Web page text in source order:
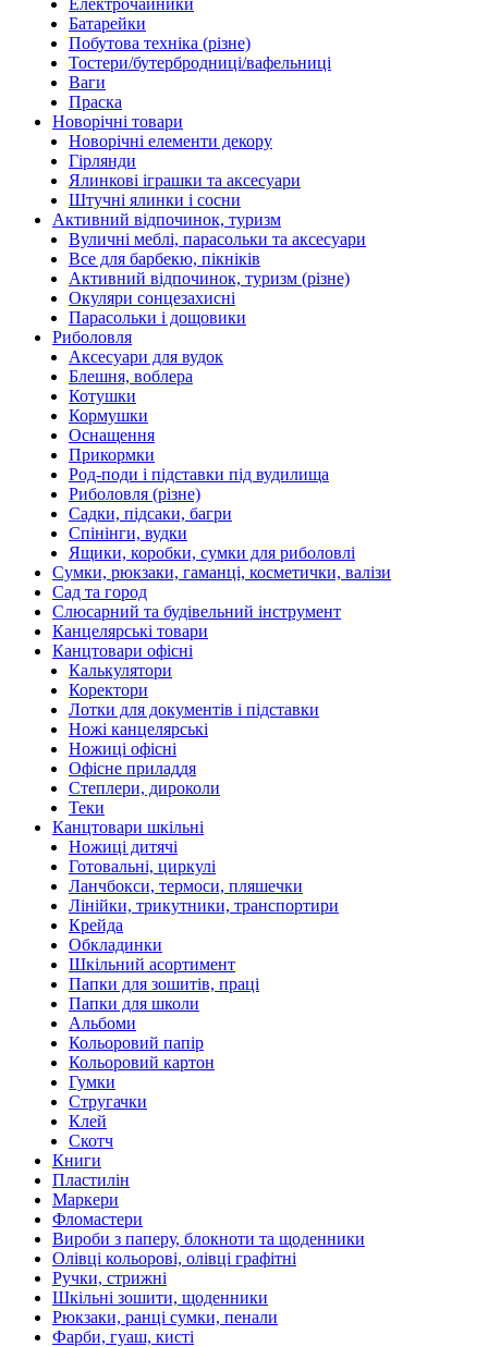
Електрочайники
Батарейки
Побутова техніка (різне)
Тостери/бутербродниці/вафельниці
Ваги
Праска
Новорічні товари
Новорічні елементи декору
Гірлянди
Ялинкові іграшки та аксесуари
Штучні ялинки і сосни
Активний відпочинок, туризм
Вуличні меблі, парасольки та аксесуари
Все для барбекю, пікніків
Активний відпочинок, туризм (різне)
Окуляри сонцезахисні
Парасольки і дощовики
Риболовля
Аксесуари для вудок
Блешня, воблера
Котушки
Кормушки
Оснащення
Прикормки
Род-поди і підставки під вудилища
Риболовля (різне)
Садки, підсаки, багри
Спінінги, вудки
Ящики, коробки, сумки для риболовлі
Сумки, рюкзаки, гаманці, косметички, валізи
Сад та город
Слюсарний та будівельний інструмент
Канцелярські товари
Канцтовари офісні
Калькулятори
Коректори
Лотки для документів і підставки
Ножі канцелярські
Ножиці офісні
Офісне приладдя
Степлери, дироколи
Теки
Канцтовари шкільні
Ножиці дитячі
Готовальні, циркулі
Ланчбокси, термоси, пляшечки
Лінійки, трикутники, транспортири
Крейда
Обкладинки
Шкільний асортимент
Папки для зошитів, праці
Папки для школи
Альбоми
Кольоровий папір
Кольоровий картон
Гумки
Стругачки
Клей
Скотч
Книги
Пластилін
Маркери
Фломастери
Вироби з паперу, блокноти та щоденники
Олівці кольорові, олівці графітні
Ручки, стрижні
Шкільні зошити, щоденники
Рюкзаки, ранці сумки, пенали
Фарби, гуаш, кисті